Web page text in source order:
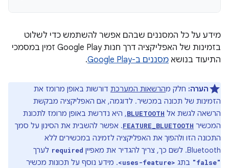
מידע על כל המסננים שבהם אפשר להשתמש כדי לשלוט
בזמינות של האפליקציה דרך חנות Google Play זמין במסמכי
התיעוד בנושא מסננים ב-Google Play .
הערה: חלק מהרשאות המערכת דורשות באופן מרומז את
הזמינות של תכונה במכשיר. לדוגמה, אם האפליקציה מבקשת
הרשאה לגשת אל BLUETOOTH, היא נדרשת באופן מרומז לתכונת
המכשיר FEATURE_BLUETOOTH. אפשר להשבית את הסינון על סמך
התכונה הזו ולהפוך את האפליקציה לזמינה במכשירים ללא
Bluetooth. לשם כך, צריך להגדיר את מאפיין
required לערך
"false" בתג <uses-feature>. מידע נוסף על תכונות מכשיר